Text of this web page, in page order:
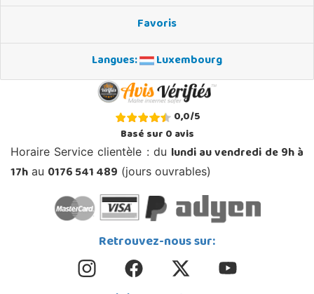
Favoris
Langues:
Luxembourg
0,0/5
Basé sur0avis
Horaire Service clientèle : du lundi au vendredi de 9h à
17h au 0176 541 489 (jours ouvrables)
Retrouvez-nous sur: